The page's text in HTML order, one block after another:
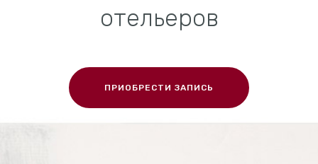
отельеров
ПРИОБРЕСТИ ЗАПИСЬ